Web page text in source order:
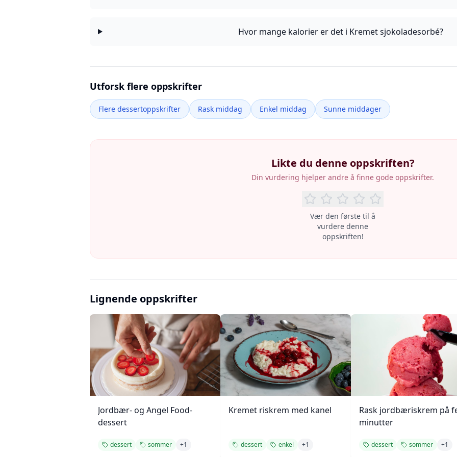
Hvor mange kalorier er det i Kremet sjokoladesorbé?
Utforsk flere oppskrifter
Flere dessertoppskrifter Rask middag Enkel middag Sunne middager
Likte du denne oppskriften?
Din vurdering hjelper andre å finne gode oppskrifter.
Vær den første til å
vurdere denne
oppskriften!
Lignende oppskrifter
Jordbær- og Angel Food-
dessert
dessert sommer +1
Kremet riskrem med kanel
dessert enkel +1
Rask jordbæriskrem på
minutter
dessert sommer +1